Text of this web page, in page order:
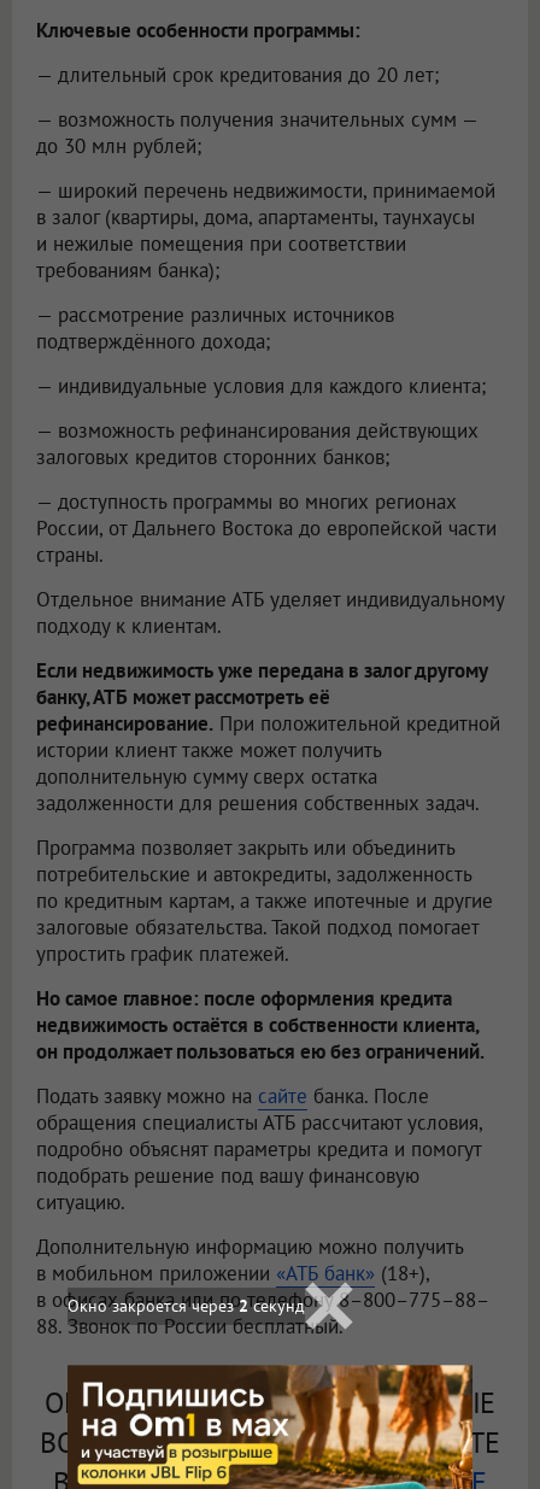
Ключевые особенности программы:
— длительный срок кредитования до 20 лет;
— возможность получения значительных сумм —
до 30 млн рублей;
— широкий перечень недвижимости, принимаемой
в залог (квартиры, дома, апартаменты, таунхаусы
и нежилые помещения при соответствии
требованиям банка);
— рассмотрение различных источников
подтверждённого дохода;
— индивидуальные условия для каждого клиента;
— возможность рефинансирования действующих
залоговых кредитов сторонних банков;
— доступность программы во многих регионах
России, от Дальнего Востока до европейской части
страны.
Отдельное внимание АТБ уделяет индивидуальному
подходу к клиентам.
Если недвижимость уже передана в залог другому
банку, АТБ может рассмотреть её
рефинансирование. При положительной кредитной
истории клиент также может получить
дополнительную сумму сверх остатка
задолженности для решения собственных задач.
Программа позволяет закрыть или объединить
потребительские и автокредиты, задолженность
по кредитным картам, а также ипотечные и другие
залоговые обязательства. Такой подход помогает
упростить график платежей.
Но самое главное: после оформления кредита
недвижимость остаётся в собственности клиента,
он продолжает пользоваться ею без ограничений.
Подать заявку можно на сайте банка. После
обращения специалисты АТБ рассчитают условия,
подробно объяснят параметры кредита и помогут
подобрать решение под вашу финансовую
ситуацию.
Дополнительную информацию можно получить
в мобильном приложении «АТБ банк» (18+),
в офисах банка или по телефону 8–800–775–88–
88. Звонок по России бесплатный.
ОЦЕНИВАЙТЕ СВОИ ФИНАНСОВЫЕ
ВОЗМОЖНОСТИ И РИСКИ. ИЗУЧИТЕ